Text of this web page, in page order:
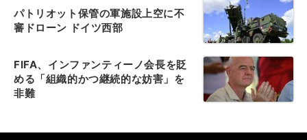
パトリオット保管の軍施設上空に不
審ドローン ドイツ西部
FIFA、インファンティーノ会長を貶
める「組織的かつ継続的な妨害」を
非難